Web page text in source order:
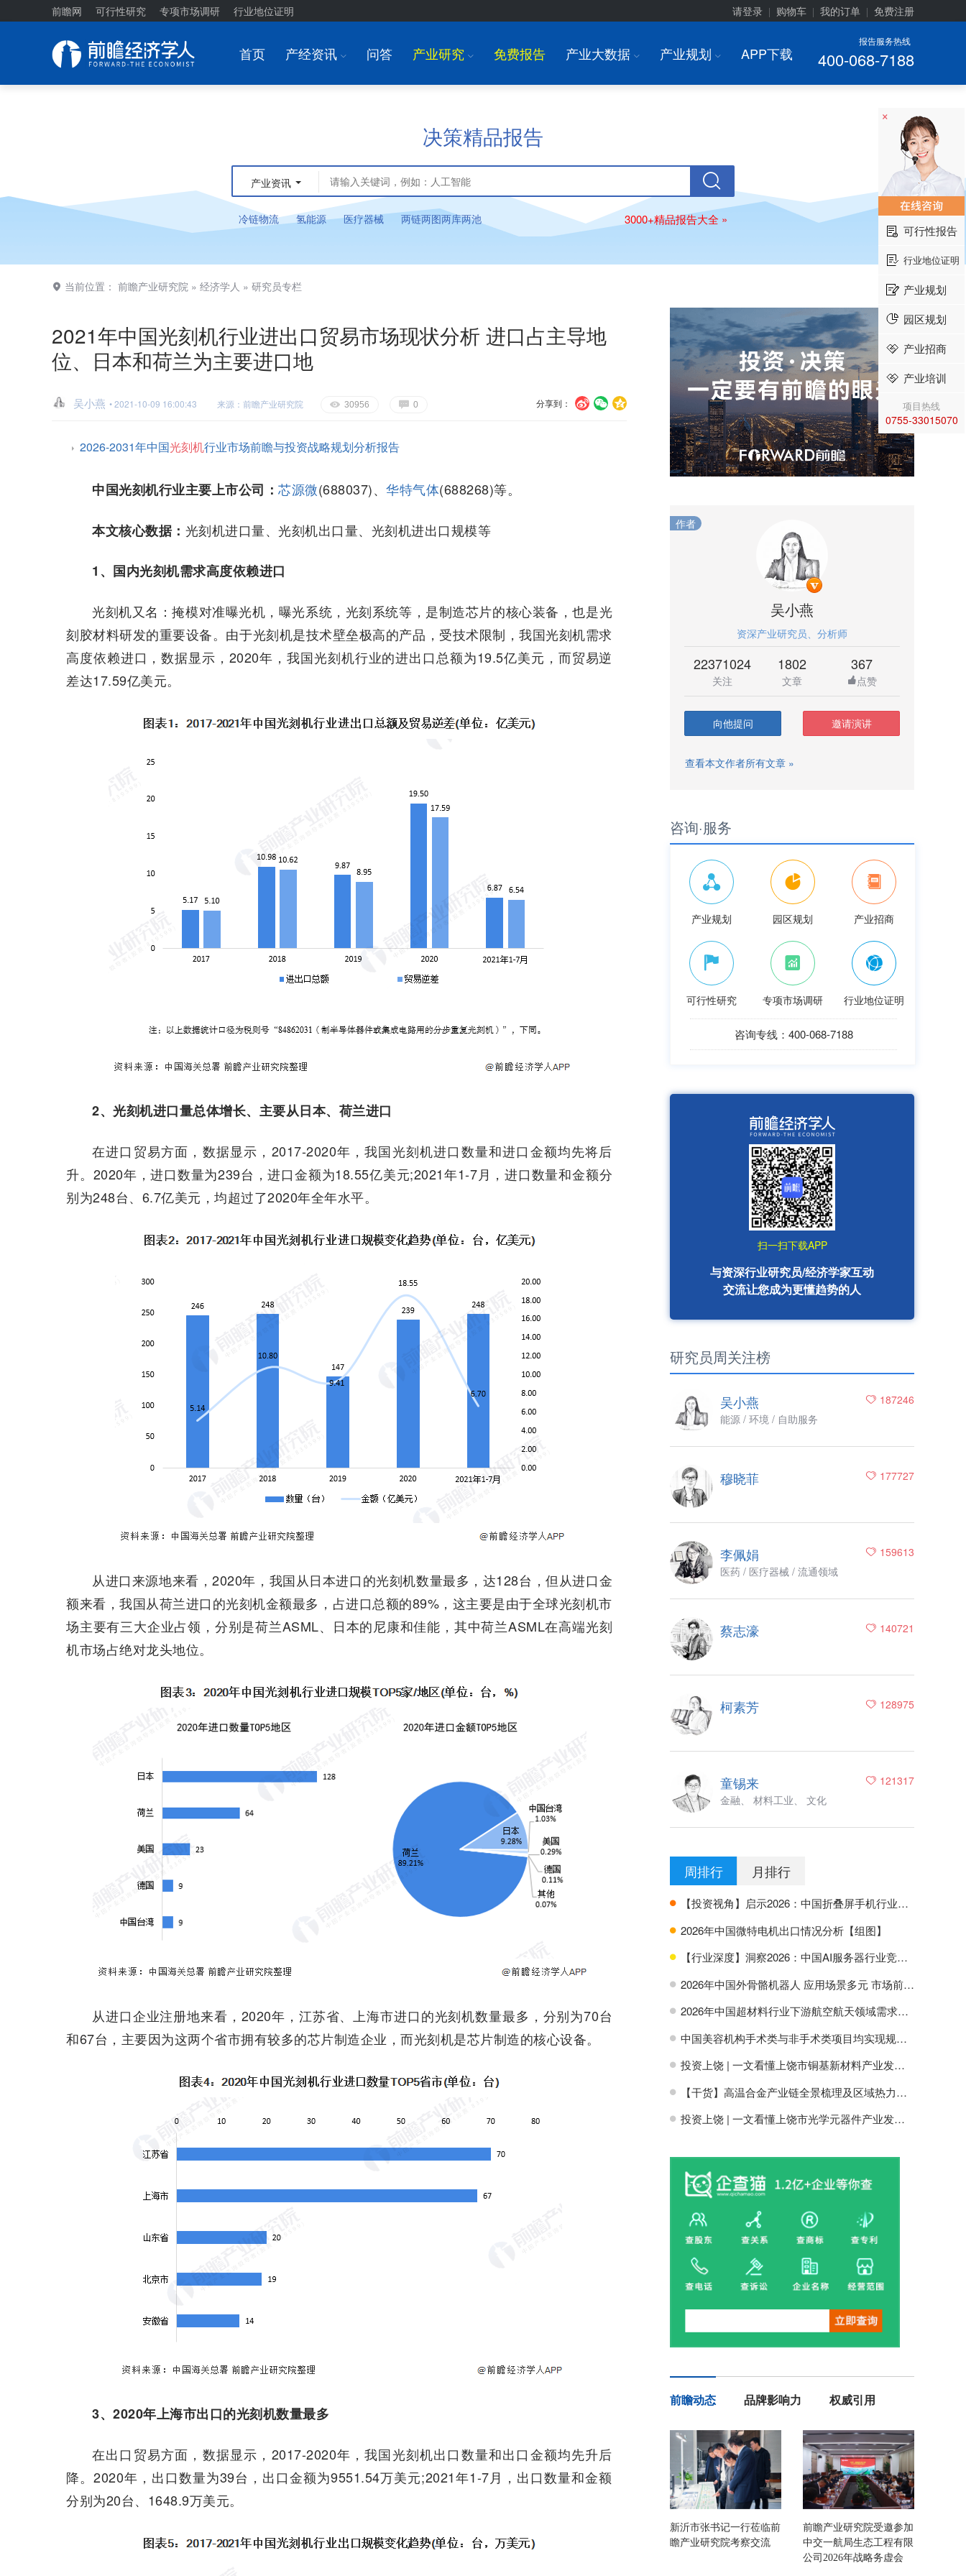
前瞻网 可行性研究 专项市场调研 行业地位证明 请登录 购物车 我的订单 免费注册
报告服务热线
400-068-7188
首页 产经资讯 I 问答 产业研究 I 免费报告 产业大数据 I 产业规划 I APP下载
决策精品报告
产业资讯
冷链物流 氢能源 医疗器械 两链两图两库两池 3000+精品报告大全 »
当前位置： 前瞻产业研究院 » 经济学人 » 研究员专栏
2021年中国光刻机行业进出口贸易市场现状分析 进口占主导地
位、日本和荷兰为主要进口地
U V c
分享到：
吴小燕 • 2021-10-09 16:00:43 来源：前瞻产业研究院 E 30956 G 0
2026-2031年中国光刻机行业市场前瞻与投资战略规划分析报告
中国光刻机行业主要上市公司： 芯源微(688037)、 华特气体(688268)等。
本文核心数据： 光刻机进口量、光刻机出口量、光刻机进出口规模等
1、国内光刻机需求高度依赖进口
光刻机又名：掩模对准曝光机，曝光系统，光刻系统等，是制造芯片的核心装备，也是光
刻胶材料研发的重要设备。由于光刻机是技术壁垒极高的产品，受技术限制，我国光刻机需求
高度依赖进口，数据显示，2020年，我国光刻机行业的进出口总额为19.5亿美元，而贸易逆
差达17.59亿美元。
2、光刻机进口量总体增长、主要从日本、荷兰进口
在进口贸易方面，数据显示，2017-2020年，我国光刻机进口数量和进口金额均先将后
升。2020年，进口数量为239台，进口金额为18.55亿美元;2021年1-7月，进口数量和金额分
别为248台、6.7亿美元，均超过了2020年全年水平。
从进口来源地来看，2020年，我国从日本进口的光刻机数量最多，达128台，但从进口金
额来看，我国从荷兰进口的光刻机金额最多，占进口总额的89%，这主要是由于全球光刻机市
场主要有三大企业占领，分别是荷兰ASML、日本的尼康和佳能，其中荷兰ASML在高端光刻
机市场占绝对龙头地位。
从进口企业注册地来看，2020年，江苏省、上海市进口的光刻机数量最多，分别为70台
和67台，主要因为这两个省市拥有较多的芯片制造企业，而光刻机是芯片制造的核心设备。
3、2020年上海市出口的光刻机数量最多
在出口贸易方面，数据显示，2017-2020年，我国光刻机出口数量和出口金额均先升后
降。2020年，出口数量为39台，出口金额为9551.54万美元;2021年1-7月，出口数量和金额
分别为20台、1648.9万美元。
作者
吴小燕
资深产业研究员、分析师
22371024
关注
1802
文章
367
点赞
向他提问 邀请演讲
查看本文作者所有文章 »
咨询·服务
产业规划 园区规划 产业招商
可行性研究 专项市场调研 行业地位证明
咨询专线：400-068-7188
扫一扫下载APP
与资深行业研究员/经济学家互动
交流让您成为更懂趋势的人
研究员周关注榜
187246
吴小燕
能源 / 环境 / 自助服务
177727
穆晓菲
159613
李佩娟
医药 / 医疗器械 / 流通领域
140721
蔡志濠
128975
柯素芳
121317
童锡来
金融、 材料工业、 文化
周排行 月排行
H 【投资视角】启示2026：中国折叠屏手机行业投融资及兼并重组分析
H 2026年中国微特电机出口情况分析【组图】
H 【行业深度】洞察2026：中国AI服务器行业竞争格局及市场份额
H 2026年中国外骨骼机器人 应用场景多元 市场前景广阔【组图】
H 2026年中国超材料行业下游航空航天领域需求分析【组图】
H 中国美容机构手术类与非手术类项目均实现规模增长【组图】
H 投资上饶 | 一文看懂上饶市铜基新材料产业发展现状与投资机会前瞻
H 【干货】高温合金产业链全景梳理及区域热力地图
H 投资上饶 | 一文看懂上饶市光学元器件产业发展现状与投资机会前瞻
前瞻动态 品牌影响力 权威引用
新沂市张书记一行莅临前
瞻产业研究院考察交流
前瞻产业研究院受邀参加
中交一航局生态工程有限
公司2026年战略务虚会
×
可行性报告
行业地位证明
产业规划
园区规划
产业招商
产业培训
项目热线
0755-33015070